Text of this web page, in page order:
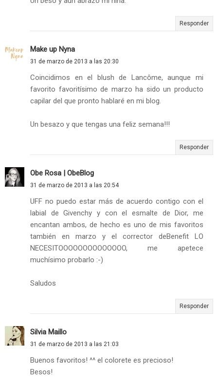
Responder
Make up Nyna
31 de marzo de 2013 a las 20:30
Coincidimos en el blush de Lancôme, aunque mi
favorito favoritísimo de marzo ha sido un producto
capilar del que pronto hablaré en mi blog.
Un besazo y que tengas una feliz semana!!!
Responder
Obe Rosa | ObeBlog
31 de marzo de 2013 a las 20:54
UFF no puedo estar más de acuerdo contigo con el
labial de Givenchy y con el esmalte de Dior, me
encantan ambos, de hecho es uno de mis favoritos
también en marzo y el corrector deBenefit LO
NECESITOOOOOOOOOOOOOO, me apetece
muchísimo probarlo :-)
Saludos
Responder
Silvia Maillo
31 de marzo de 2013 a las 21:03
Buenos favoritos! ^^ el colorete es precioso!
Besos!